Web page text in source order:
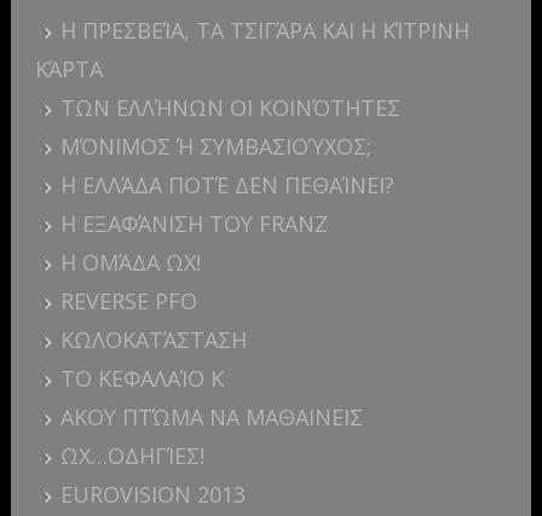
Η ΠΡΕΣΒΕΊΑ, ΤΑ ΤΣΙΓΆΡΑ ΚΑΙ Η ΚΊΤΡΙΝΗ
ΚΆΡΤΑ
ΤΩΝ ΕΛΛΉΝΩΝ ΟΙ ΚΟΙΝΌΤΗΤΕΣ
ΜΌΝΙΜΟΣ Ή ΣΥΜΒΑΣΙΟΎΧΟΣ;
Η ΕΛΛΆΔΑ ΠΟΤΈ ΔΕΝ ΠΕΘΑΊΝΕΙ?
Η ΕΞΑΦΆΝΙΣΗ ΤΟΥ FRANZ
Η ΟΜΆΔΑ ΩΧ!
REVERSE PFO
ΚΩΛΟΚΑΤΆΣΤΑΣΗ
ΤΟ ΚΕΦΑΛΑΊΟ Κ
ΑΚΟΥ ΠΤΏΜΑ ΝΑ ΜΑΘΑΙΝΕΙΣ
ΩΧ…ΟΔΗΓΊΕΣ!
EUROVISION 2013